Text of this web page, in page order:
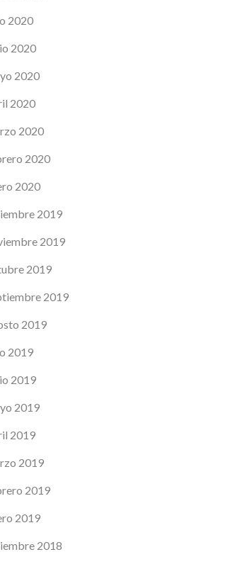
2020
2020
2020
2020
2020
2020
2020
2019
2019
2019
2019
2019
2019
2019
2019
2019
2019
2019
2019
2018